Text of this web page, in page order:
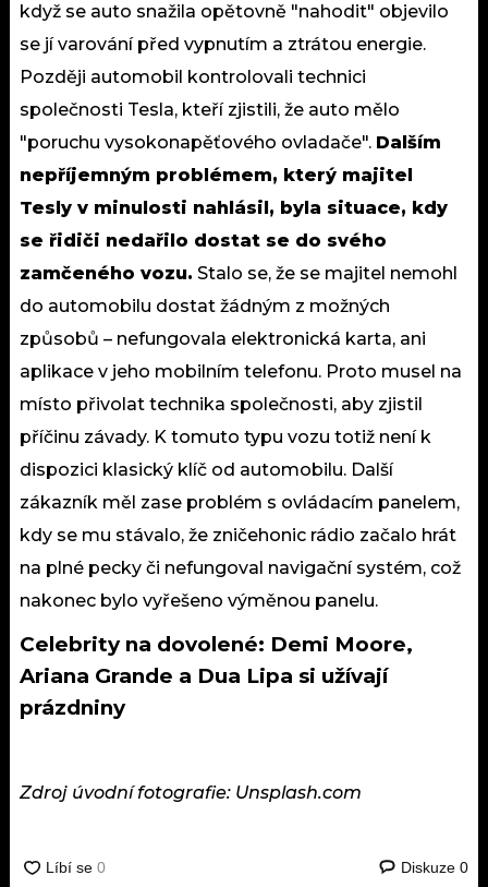
když se auto snažila opětovně "nahodit" objevilo
se jí varování před vypnutím a ztrátou energie.
Později automobil kontrolovali technici
společnosti Tesla, kteří zjistili, že auto mělo
"poruchu vysokonapěťového ovladače". Dalším
nepříjemným problémem, který majitel
Tesly v minulosti nahlásil, byla situace, kdy
se řidiči nedařilo dostat se do svého
zamčeného vozu. Stalo se, že se majitel nemohl
do automobilu dostat žádným z možných
způsobů – nefungovala elektronická karta, ani
aplikace v jeho mobilním telefonu. Proto musel na
místo přivolat technika společnosti, aby zjistil
příčinu závady. K tomuto typu vozu totiž není k
dispozici klasický klíč od automobilu. Další
zákazník měl zase problém s ovládacím panelem,
kdy se mu stávalo, že zničehonic rádio začalo hrát
na plné pecky či nefungoval navigační systém, což
nakonec bylo vyřešeno výměnou panelu.
Celebrity na dovolené: Demi Moore,
Ariana Grande a Dua Lipa si užívají
prázdniny
Zdroj úvodní fotografie: Unsplash.com
Diskuze 0